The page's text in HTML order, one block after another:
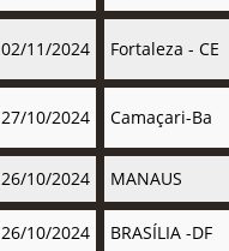
02/11/2024 Fortaleza - CE
27/10/2024 Camaçari-Ba
26/10/2024 MANAUS
26/10/2024 BRASÍLIA -DF